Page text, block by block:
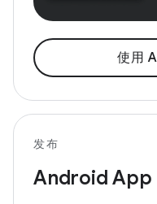
使用
发布
Android App